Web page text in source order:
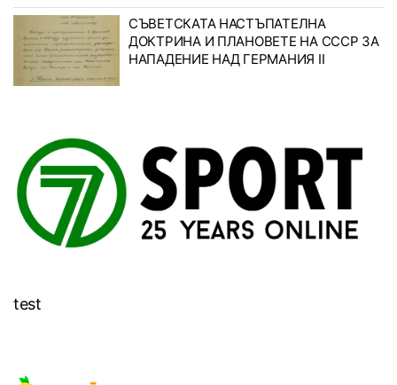
СЪВЕТСКАТА НАСТЪПАТЕЛНА
ДОКТРИНА И ПЛАНОВЕТЕ НА СССР ЗА
НАПАДЕНИЕ НАД ГЕРМАНИЯ II
test